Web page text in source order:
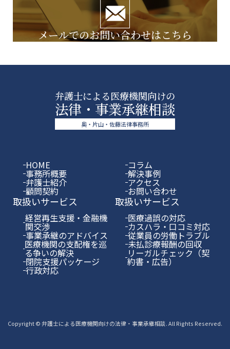
メールでのお問い合わせはこちら
弁護士による医療機関向けの
法律・事業承継相談
奥・片山・佐藤法律事務所
HOME
事務所概要
弁護士紹介
顧問契約
コラム
解決事例
アクセス
お問い合わせ
取扱いサービス
経営再生支援・金融機
関交渉
事業承継のアドバイス
医療機関の支配権を巡
る争いの解決
閉院支援パッケージ
行政対応
取扱いサービス
医療過誤の対応
カスハラ・口コミ対応
従業員の労働トラブル
未払診療報酬の回収
リーガルチェック（契
約書・広告）
Copyright © 弁護士による医療機関向けの法律・事業承継相談. All Rights Reserved.